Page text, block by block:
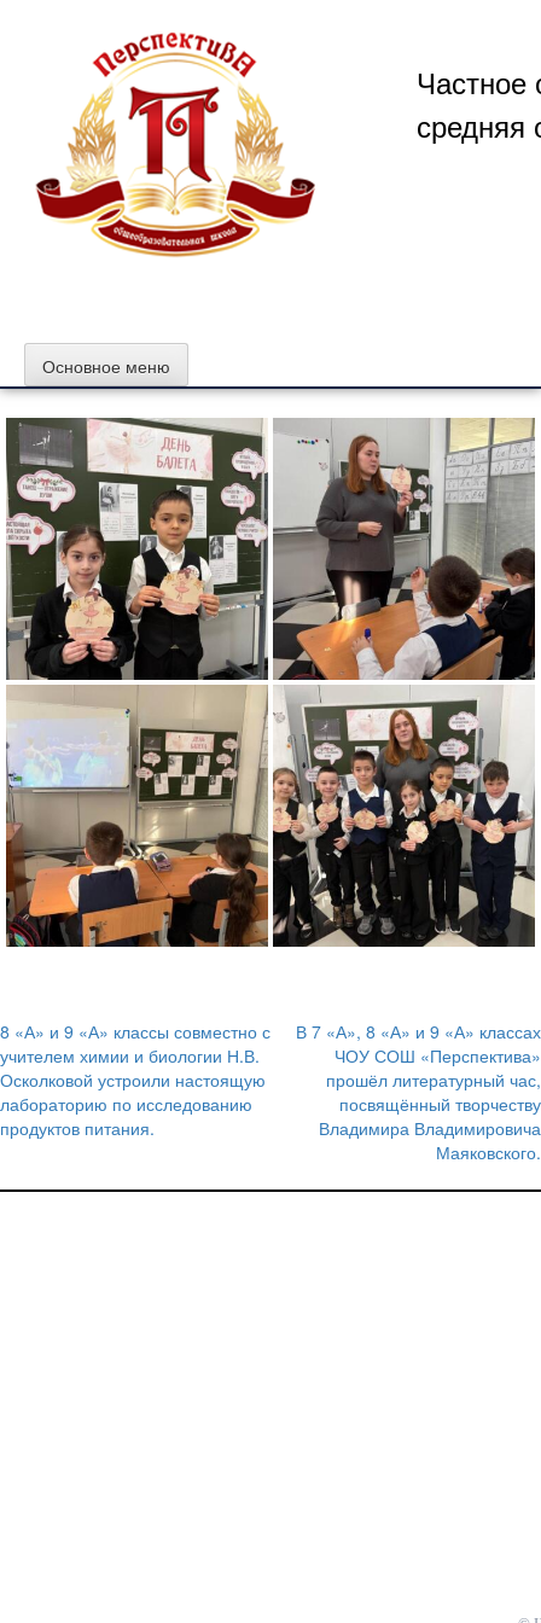
содержимому
Частное
средняя
Основное меню
Навигация
по
записям
8 «А» и 9 «А» классы совместно с
учителем химии и биологии Н.В.
Осколковой устроили настоящую
лабораторию по исследованию
продуктов питания.
В 7 «А», 8 «А» и 9 «А» классах
ЧОУ СОШ «Перспектива»
прошёл литературный час,
посвящённый творчеству
Владимира Владимировича
Маяковского.